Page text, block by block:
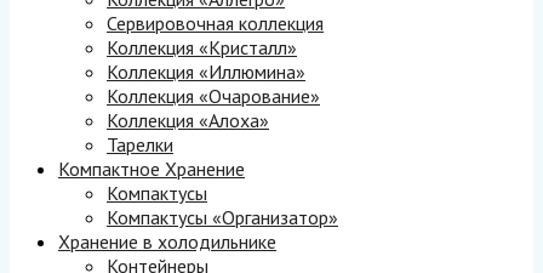
Сервировочная коллекция
Коллекция «Кристалл»
Коллекция «Иллюмина»
Коллекция «Очарование»
Коллекция «Алоха»
Тарелки
Компактное Хранение
Компактусы
Компактусы «Организатор»
Хранение в холодильнике
Контейнеры